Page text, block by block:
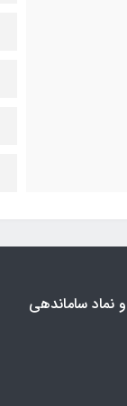
و نماد ساماندهی